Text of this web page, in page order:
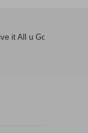
it All u Got